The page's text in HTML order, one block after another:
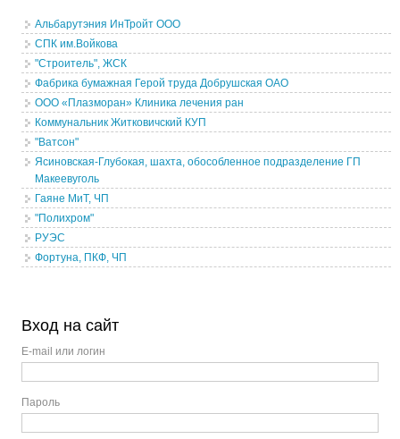
Альбарутэния ИнТройт ООО
СПК им.Войкова
"Строитель", ЖСК
Фабрика бумажная Герой труда Добрушская ОАО
ООО «Плазморан» Клиника лечения ран
Коммунальник Житковичский КУП
"Ватсон"
Ясиновская-Глубокая, шахта, обособленное подразделение ГП
Макеевуголь
Гаяне МиТ, ЧП
"Полихром"
РУЭС
Фортуна, ПКФ, ЧП
Вход на сайт
E-mail или логин
Пароль